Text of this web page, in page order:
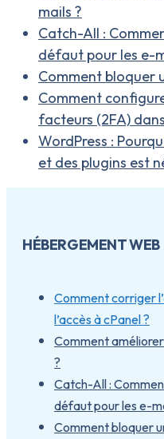
mails ?
Catch-All :
défaut pour les e-
Comment bloquer
Comment
facteurs (2FA)
WordPress :
et des plugins est
HÉBERGEMENT WEB
Comment corriger
l’accès à cPanel ?
Comment
?
Catch-All :
défaut pour les e-
Comment bloquer